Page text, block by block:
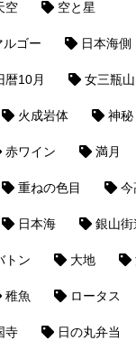
空 空と星
ルゴー 日本海側
暦10月 女三瓶山
火成岩体 神秘
赤ワイン 満月
重ねの色目 今
日本海 銀山街
トン 大地
稚魚 ロータス
寺 日の丸弁当